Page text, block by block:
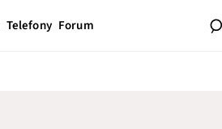
Telefony Forum